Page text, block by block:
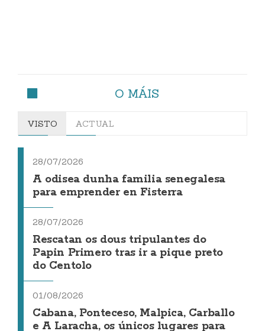
O MÁIS
VISTO ACTUAL
28/07/2026
A odisea dunha familia senegalesa
para emprender en Fisterra
28/07/2026
Rescatan os dous tripulantes do
Papin Primero tras ir a pique preto
do Centolo
01/08/2026
Cabana, Ponteceso, Malpica, Carballo
e A Laracha, os únicos lugares para